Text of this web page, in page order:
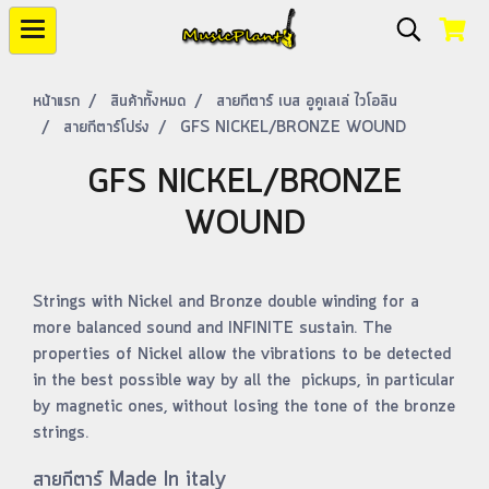
หน้าแรก สินค้าทั้งหมด
สายกีตาร์ เบส อูคูเลเล่ ไวโอลิน
สายกีตาร์โปร่ง
GFS NICKEL/BRONZE WOUND
GFS NICKEL/BRONZE
WOUND
Strings with Nickel and Bronze double winding for a
more balanced sound and INFINITE sustain. The
properties of Nickel allow the vibrations to be detected
in the best possible way by all the pickups, in particular
by magnetic ones, without losing the tone of the bronze
strings.
สายกีตาร์ Made In italy